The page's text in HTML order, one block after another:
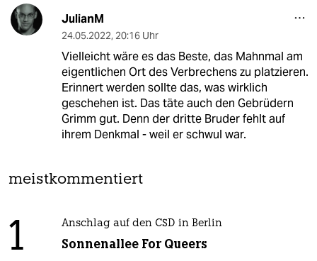
JulianM
24.05.2022, 20:16 Uhr
Vielleicht wäre es das Beste, das Mahnmal am
eigentlichen Ort des Verbrechens zu platzieren.
Erinnert werden sollte das, was wirklich
geschehen ist. Das täte auch den Gebrüdern
Grimm gut. Denn der dritte Bruder fehlt auf
ihrem Denkmal - weil er schwul war.
meistkommentiert
1 Anschlag auf den CSD in Berlin
Sonnenallee For Queers